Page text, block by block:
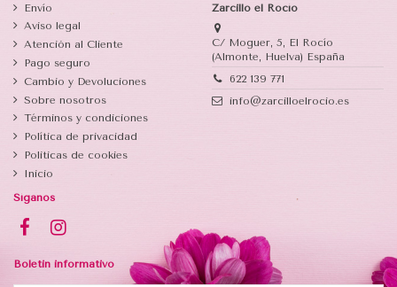
Envío
Aviso legal
Atención al Cliente
Pago seguro
Cambio y Devoluciones
Sobre nosotros
Términos y condiciones
Política de privacidad
Politicas de cookies
Inicio
Zarcillo el Rocío
C/ Moguer, 5, El Rocío
(Almonte, Huelva) España
622 139 771
info@zarcilloelrocio.es
Síganos
Boletin informativo